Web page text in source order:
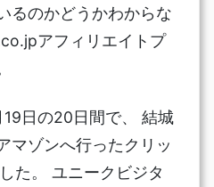
るのかどうかわからな
アフィリエイトプ
日の20日間で、 結城
マゾンへ行ったクリッ
た。 ユニークビジタ